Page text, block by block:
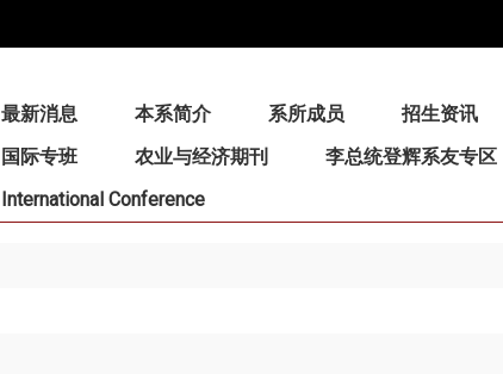
最新消息 本系简介 系所成员 招生资讯
国际专班
农业与经济期刊 李总统登辉系友专区
International Conference